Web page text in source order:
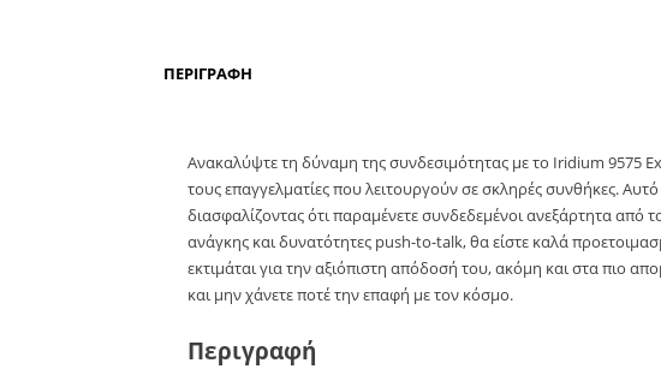
ΠΕΡΙΓΡΑΦΉ
Ανακαλύψτε τη δύναμη της συνδεσιμότητας με το Iridium 9575
τους επαγγελματίες που λειτουργούν σε σκληρές συνθήκες.
διασφαλίζοντας ότι παραμένετε συνδεδεμένοι ανεξάρτητα
ανάγκης και δυνατότητες push-to-talk, θα είστε καλά
εκτιμάται για την αξιόπιστη απόδοσή του, ακόμη και στα πιο
και μην χάνετε ποτέ την επαφή με τον κόσμο.
Περιγραφή